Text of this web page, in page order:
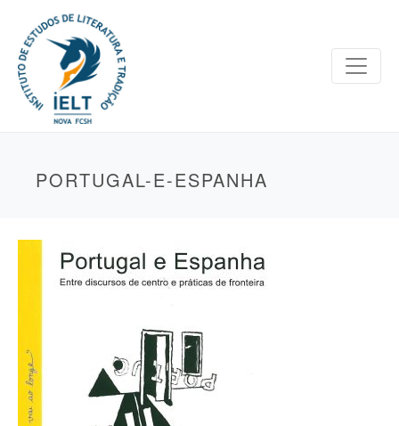
PORTUGAL-E-ESPANHA